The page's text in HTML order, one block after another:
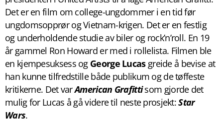
Det er en film om college-ungdommer i en tid før
ungdomsopprør og Vietnam-krigen. Det er en festlig
og underholdende studie av biler og rock’n’roll. En 19
år gammel Ron Howard er med i rollelista. Filmen ble
en kjempesuksess og George Lucasgreide å bevise at
han kunne tilfredstille både publikum og de tøffeste
kritikerne. Det varAmerican Grafitti som gjorde det
mulig for Lucas å gå videre til neste prosjekt:Star
Wars.